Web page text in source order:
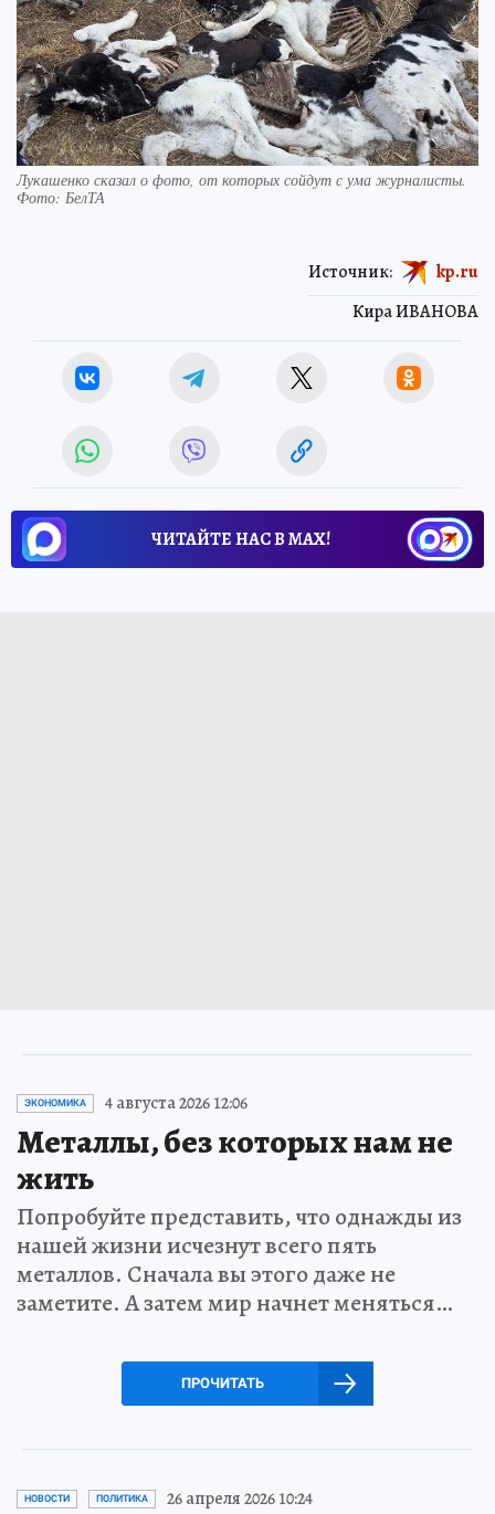
Лукашенко сказал о фото, от которых сойдут с ума журналисты.
Фото: БелТА
Кира ИВАНОВА
Источник: kp.ru
ЧИТАЙТЕ НАС В МАХ!
ЭКОНОМИКА 4 августа 2026 12:06
Металлы, без которых нам не
жить
Попробуйте представить, что однажды из
нашей жизни исчезнут всего пять
металлов. Сначала вы этого даже не
заметите. А затем мир начнет меняться…
ПРОЧИТАТЬ
НОВОСТИ ПОЛИТИКА 26 апреля 2026 10:24